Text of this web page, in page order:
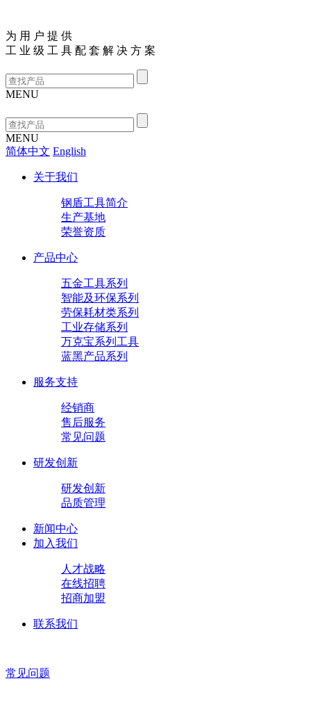
为 用 户 提 供
工 业 级 工 具 配 套 解 决 方 案
MENU
MENU
简体中文 English
关于我们
钢盾工具简介
生产基地
荣誉资质
产品中心
五金工具系列
智能及环保系列
劳保耗材类系列
工业存储系列
万克宝系列工具
蓝黑产品系列
服务支持
经销商
售后服务
常见问题
研发创新
研发创新
品质管理
新闻中心
加入我们
人才战略
在线招聘
招商加盟
联系我们
常见问题